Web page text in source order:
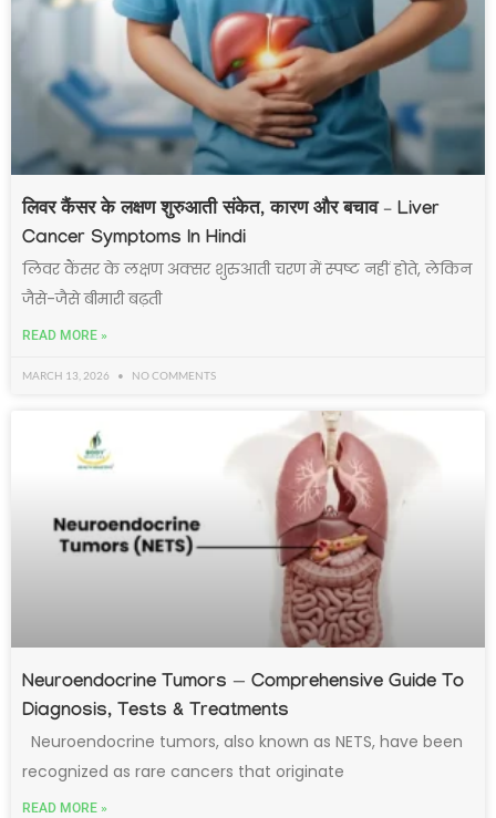
लिवर कैंसर के लक्षण शुरुआती संकेत, कारण और बचाव – Liver
Cancer Symptoms In Hindi
लिवर कैंसर के लक्षण अक्सर शुरुआती चरण में स्पष्ट नहीं होते, लेकिन
जैसे-जैसे बीमारी बढ़ती
READ MORE »
MARCH 13, 2026 NO COMMENTS
Neuroendocrine Tumors — Comprehensive Guide To
Diagnosis, Tests & Treatments
Neuroendocrine tumors, also known as NETS, have been
recognized as rare cancers that originate
READ MORE »